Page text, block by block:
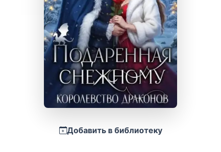
Добавить в библиотеку